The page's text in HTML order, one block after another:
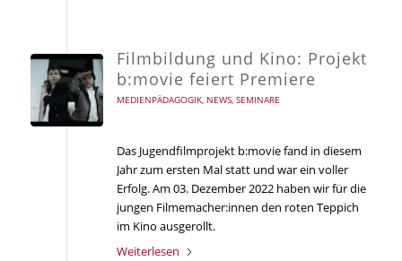
Filmbildung und Kino: Projekt
b:movie feiert Premiere
MEDIENPÄDAGOGIK, NEWS, SEMINARE
Das Jugendfilmprojekt b:movie fand in diesem
Jahr zum ersten Mal statt und war ein voller
Erfolg. Am 03. Dezember 2022 haben wir für die
jungen Filmemacher:innen den roten Teppich
im Kino ausgerollt.
Weiterlesen